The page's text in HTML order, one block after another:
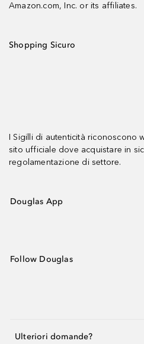
Amazon.com, Inc. or its affiliates.
Shopping Sicuro
I Sigilli di autenticità riconoscono
sito ufficiale dove acquistare in
regolamentazione di settore.
Douglas App
Follow Douglas
Ulteriori domande?